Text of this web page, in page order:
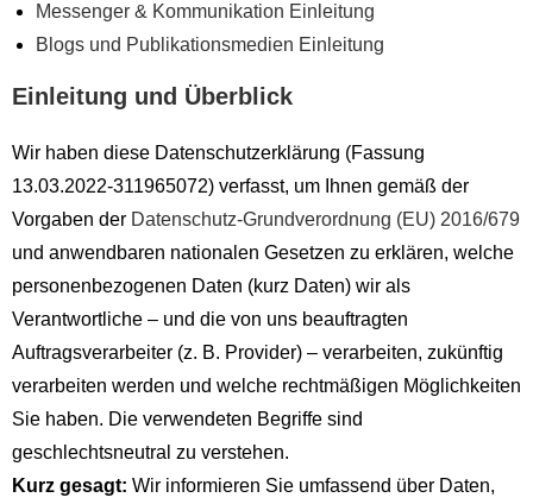
Messenger & Kommunikation Einleitung
Blogs und Publikationsmedien Einleitung
Einleitung und Überblick
Wir haben diese Datenschutzerklärung (Fassung
13.03.2022-311965072) verfasst, um Ihnen gemäß der
Vorgaben der Datenschutz-Grundverordnung (EU) 2016/679
und anwendbaren nationalen Gesetzen zu erklären, welche
personenbezogenen Daten (kurz Daten) wir als
Verantwortliche – und die von uns beauftragten
Auftragsverarbeiter (z. B. Provider) – verarbeiten, zukünftig
verarbeiten werden und welche rechtmäßigen Möglichkeiten
Sie haben. Die verwendeten Begriffe sind
geschlechtsneutral zu verstehen.
Kurz gesagt: Wir informieren Sie umfassend über Daten,